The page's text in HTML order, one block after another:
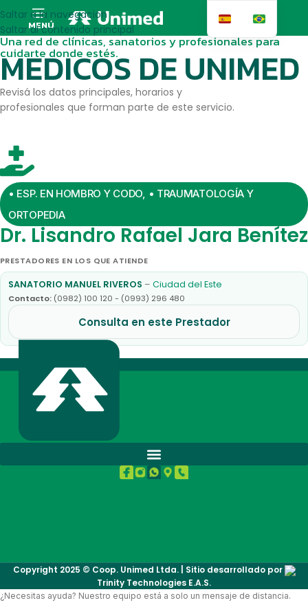
Saltar a la navegación
Saltar al contenido principal
MENÚ
Una red de clínicas, sanatorios y profesionales para
cuidarte donde estés.
MEDICOS DE UNIMED
Revisá los datos principales, horarios y
profesionales que forman parte de este servicio.
• ESP. EN HOMBRO Y CODO, • TRAUMATOLOGÍA Y
ORTOPEDIA
Dr. Lisandro Rafael Jara Benítez
PRESTADORES EN LOS QUE ATIENDE
SANATORIO MANUEL RIVEROS –Ciudad del Este
Contacto: (0982) 100 120 - (0993) 296 480
Consulta en este Prestador
Copyright 2025 © Coop. Unimed Ltda. | Sitio desarrollado por
Trinity Technologies E.A.S.
¿Necesitas ayuda? Nuestro equipo está a solo un mensaje de distancia.